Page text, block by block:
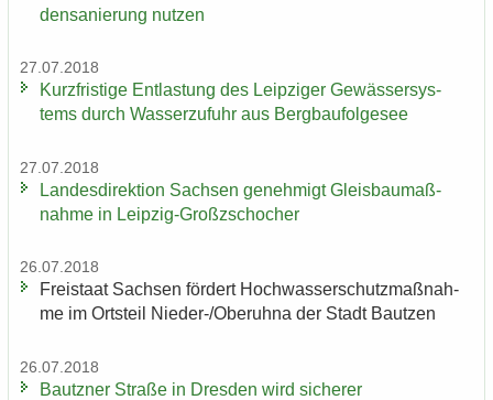
den­sa­nie­rung nut­zen
27.07.2018
Kurz­fris­ti­ge Ent­las­tung des Leip­zi­ger Ge­wäs­ser­sys­
tems durch Was­ser­zu­fuhr aus Berg­bau­fol­ge­see
27.07.2018
Lan­des­di­rek­ti­on Sach­sen ge­neh­migt Gleis­bau­maß­
nah­me in Leipzig-​Großzschocher
26.07.2018
Frei­staat Sach­sen för­dert Hoch­was­ser­schutz­maß­nah­
me im Orts­teil Nieder-​/Ober­uh­na der Stadt Baut­zen
26.07.2018
Bautz­ner Stra­ße in Dres­den wird si­che­rer